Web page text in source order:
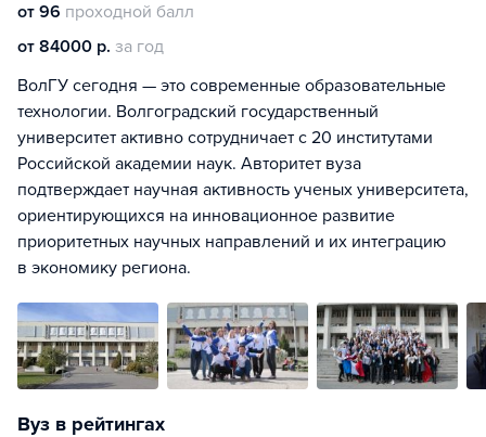
от 96 проходной балл
от 84000 р. за год
ВолГУ сегодня — это современные образовательные
технологии. Волгоградский государственный
университет активно сотрудничает с 20 институтами
Российской академии наук. Авторитет вуза
подтверждает научная активность ученых университета,
ориентирующихся на инновационное развитие
приоритетных научных направлений и их интеграцию
в экономику региона.
Вуз в рейтингах